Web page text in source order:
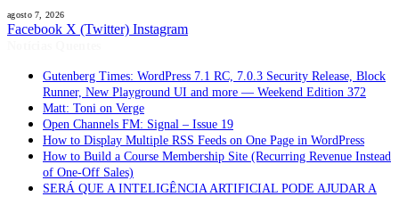
agosto 7, 2026
Facebook X (Twitter) Instagram
Gutenberg Times: WordPress 7.1 RC, 7.0.3 Security Release, Block
Runner, New Playground UI and more — Weekend Edition 372
Matt: Toni on Verge
Open Channels FM: Signal – Issue 19
How to Display Multiple RSS Feeds on One Page in WordPress
How to Build a Course Membership Site (Recurring Revenue Instead
of One-Off Sales)
SERÁ QUE A INTELIGÊNCIA ARTIFICIAL PODE AJUDAR A